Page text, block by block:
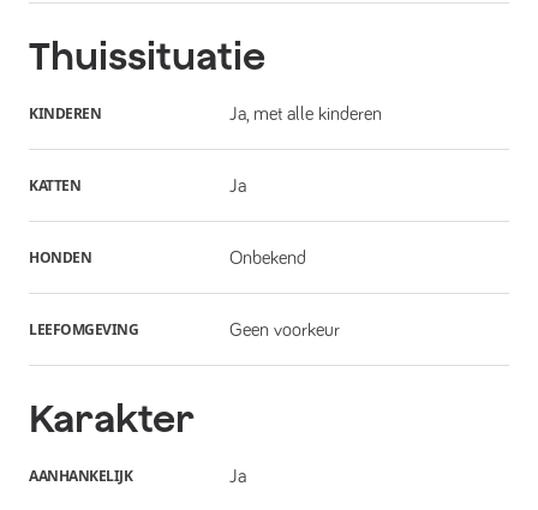
Thuissituatie
KINDEREN Ja, met alle kinderen
KATTEN Ja
HONDEN Onbekend
LEEFOMGEVING Geen voorkeur
Karakter
AANHANKELIJK Ja